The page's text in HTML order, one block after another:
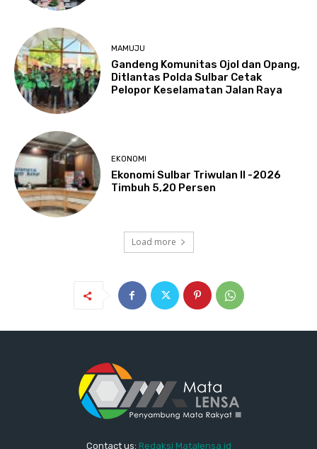
MAMUJU
Gandeng Komunitas Ojol dan Opang,
Ditlantas Polda Sulbar Cetak
Pelopor Keselamatan Jalan Raya
EKONOMI
Ekonomi Sulbar Triwulan II -2026
Timbuh 5,20 Persen
Load more
Contact us: Redaksi Matalensa.id